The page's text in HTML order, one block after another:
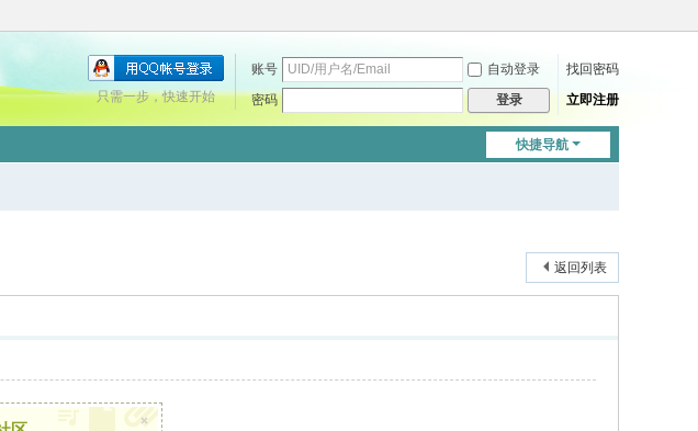
账号 自动登录
找回密码
密码
登录 立即注册
只需一步，快速开始
快捷导航
返回列表
×